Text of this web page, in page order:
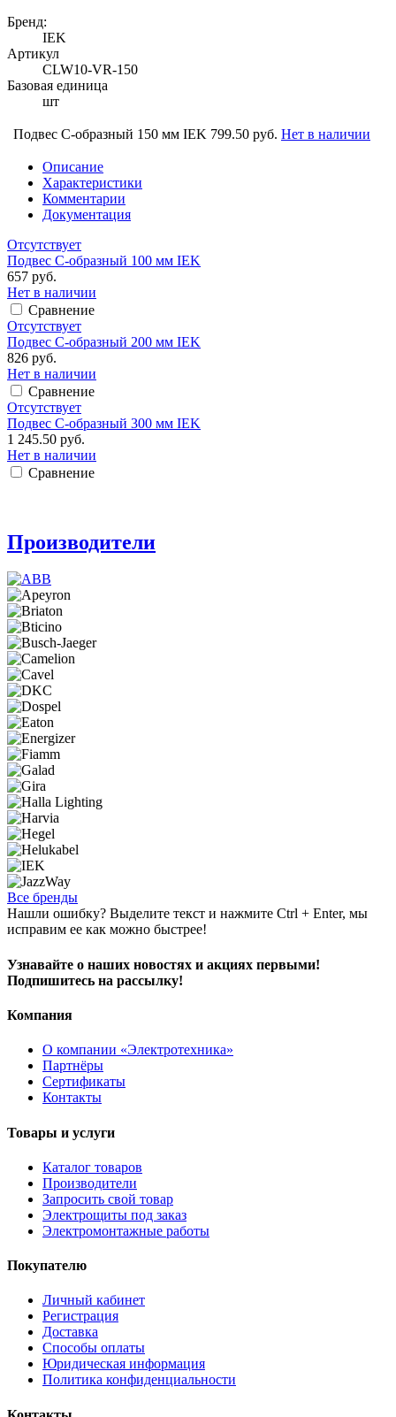
Бренд:
IEK
Артикул
CLW10-VR-150
Базовая единица
шт
Подвес С-образный 150 мм IEK 799.50 руб. Нет в наличии
Описание
Характеристики
Комментарии
Документация
Отсутствует
Подвес С-образный 100 мм IEK
657 руб.
Нет в наличии
Сравнение
Отсутствует
Подвес С-образный 200 мм IEK
826 руб.
Нет в наличии
Сравнение
Отсутствует
Подвес С-образный 300 мм IEK
1 245.50 руб.
Нет в наличии
Сравнение
Производители
Все бренды
Нашли ошибку? Выделите текст и нажмите Ctrl + Enter, мы
исправим ее как можно быстрее!
Узнавайте о наших новостях и акциях первыми!
Подпишитесь на рассылку!
Компания
О компании «Электротехника»
Партнёры
Сертификаты
Контакты
Товары и услуги
Каталог товаров
Производители
Запросить свой товар
Электрощиты под заказ
Электромонтажные работы
Покупателю
Личный кабинет
Регистрация
Доставка
Способы оплаты
Юридическая информация
Политика конфиденциальности